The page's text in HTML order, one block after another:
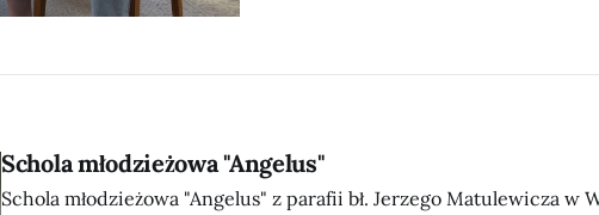
Schola młodzieżowa "Angelus"
Schola młodzieżowa "Angelus" z parafii bł. Jerzego Matulewicza w